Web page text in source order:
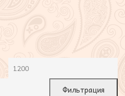
Фильтрация